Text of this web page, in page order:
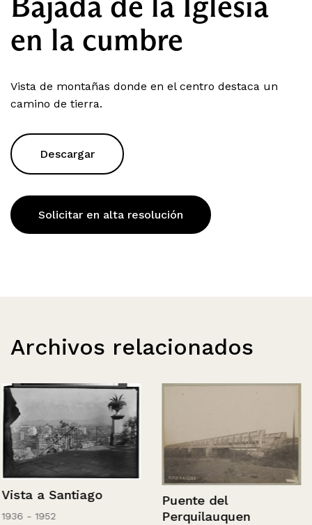
en la cumbre
Vista de montañas donde en el centro destaca un
camino de tierra.
Descargar
Solicitar en alta resolución
Archivos relacionados
Vista a Santiago
1936 - 1952
Puente del
Perquilauquen